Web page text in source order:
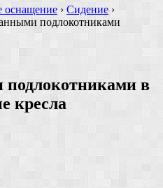
оснащение › Сидение ›
подлокотниками
в
кресла